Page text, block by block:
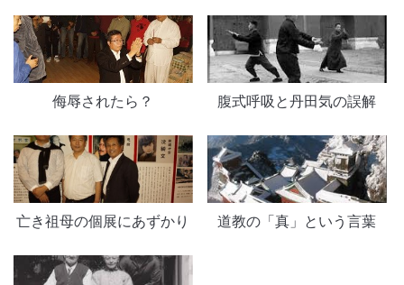
侮辱されたら？ 腹式呼吸と丹田気の誤解
亡き祖母の個展にあずかり 道教の「真」という言葉